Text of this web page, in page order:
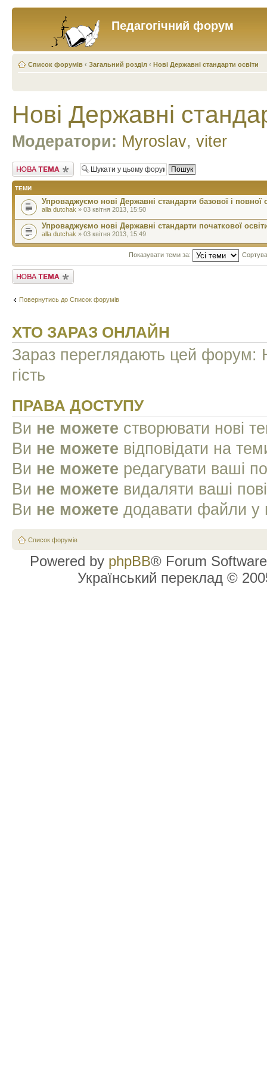
Педагогічний форум
Список форумів ‹ Загальний розділ ‹ Нові Державні стандарти освіти
Нові Державні
Модератори: Myroslav, viter
Створити нову тему
ТЕМИ
Упроваджуємо нові Державні стандарти базової і повної
alla dutchak » 03 квітня 2013, 15:50
Упроваджуємо нові Державні стандарти початкової
alla dutchak » 03 квітня 2013, 15:49
Показувати теми за:
Створити нову тему
Повернутись до Список форумів
ХТО ЗАРАЗ ОНЛАЙН
Зараз переглядають цей форум:
гість
ПРАВА ДОСТУПУ
Ви не можете створювати нові
Ви не можете відповідати на
Ви не можете редагувати ваші
Ви не можете видаляти ваші
Ви не можете додавати файли у
Список форумів
Powered by phpBB® Forum
Український переклад ©